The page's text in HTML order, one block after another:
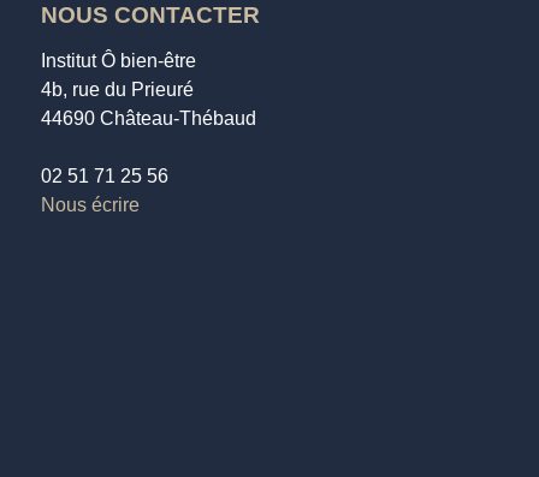
NOUS CONTACTER
Institut Ô bien-être
4b, rue du Prieuré
44690 Château-Thébaud
02 51 71 25 56
Nous écrire